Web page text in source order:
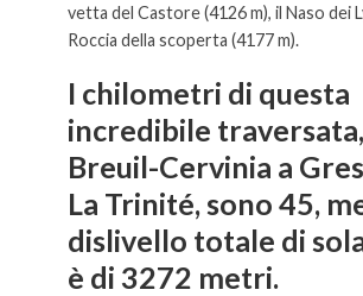
vetta del Castore (4126 m), il Naso dei
Roccia della scoperta (4177 m).
I chilometri di questa
incredibile
Breuil-Cervinia a
La Trinité, sono 45,
dislivello totale di
è di 3272 metri.